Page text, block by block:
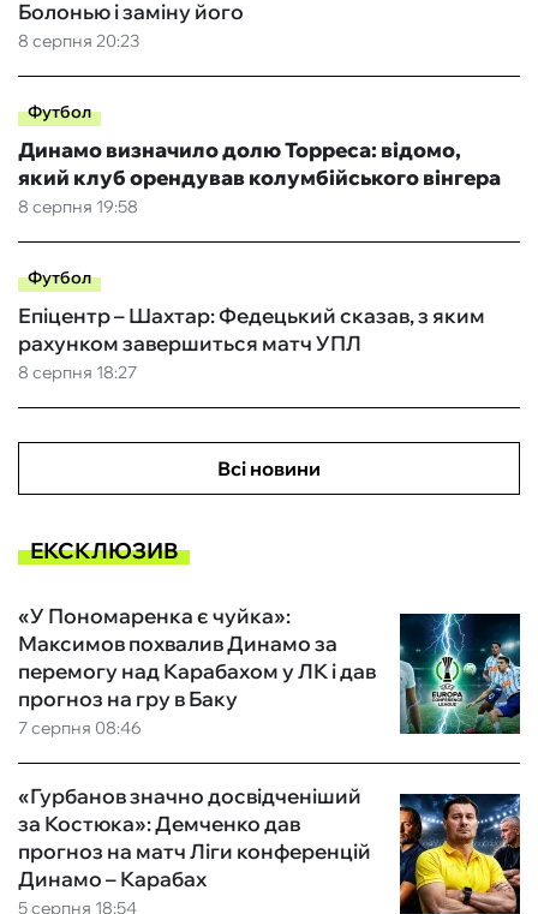
8 серпня 20:23
Болонью і заміну його
Футбол
8 серпня 19:58
Динамо визначило долю Торреса: відомо,
який клуб орендував колумбійського вінгера
Футбол
8 серпня 18:27
Епіцентр – Шахтар: Федецький сказав, з яким
рахунком завершиться матч УПЛ
Всі новини
ЕКСКЛЮЗИВ
7 серпня 08:46
«У Пономаренка є чуйка»:
Максимов похвалив Динамо за
перемогу над Карабахом у ЛК і дав
прогноз на гру в Баку
5 серпня 18:54
«Гурбанов значно досвідченіший
за Костюка»: Демченко дав
прогноз на матч Ліги конференцій
Динамо – Карабах